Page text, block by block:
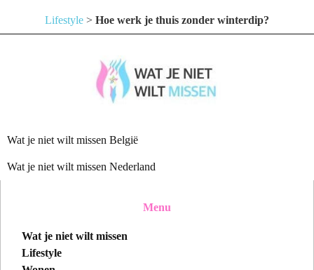
Lifestyle > Hoe werk je thuis zonder winterdip?
Wat je niet wilt missen België
Wat je niet wilt missen Nederland
Menu
Wat je niet wilt missen
Lifestyle